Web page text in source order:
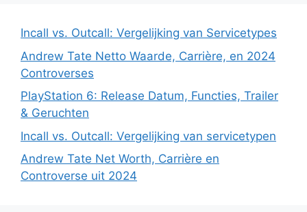
Incall vs. Outcall: Vergelijking van Servicetypes
Andrew Tate Netto Waarde, Carrière, en 2024
Controverses
PlayStation 6: Release Datum, Functies, Trailer
& Geruchten
Incall vs. Outcall: Vergelijking van servicetypen
Andrew Tate Net Worth, Carrière en
Controverse uit 2024